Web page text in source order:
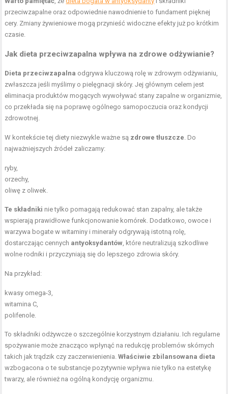
przeciwzapalne oraz odpowiednie nawodnienie to fundament pięknej
cery. Zmiany żywieniowe mogą przynieść widoczne efekty już po krótkim
czasie.
Jak dieta przeciwzapalna wpływa na zdrowe odżywianie?
Dieta przeciwzapalna odgrywa kluczową rolę w zdrowym odżywianiu,
zwłaszcza jeśli myślimy o pielęgnacji skóry. Jej głównym celem jest
eliminacja produktów mogących wywoływać stany zapalne w organizmie,
co przekłada się na poprawę ogólnego samopoczucia oraz kondycji
zdrowotnej.
W kontekście tej diety niezwykle ważne są zdrowe tłuszcze. Do
najważniejszych źródeł zaliczamy:
ryby,
orzechy,
oliwę z oliwek.
Te składniki nie tylko pomagają redukować stan zapalny, ale także
wspierają prawidłowe funkcjonowanie komórek. Dodatkowo, owoce i
warzywa bogate w witaminy i minerały odgrywają istotną rolę,
dostarczając cennych antyoksydantów, które neutralizują szkodliwe
wolne rodniki i przyczyniają się do lepszego zdrowia skóry.
Na przykład:
kwasy omega-3,
witamina C,
polifenole.
To składniki odżywcze o szczególnie korzystnym działaniu. Ich regularne
spożywanie może znacząco wpłynąć na redukcję problemów skórnych
takich jak trądzik czy zaczerwienienia.Właściwie zbilansowana dieta
wzbogacona o te substancje pozytywnie wpływa nie tylko na estetykę
twarzy, ale również na ogólną kondycję organizmu.